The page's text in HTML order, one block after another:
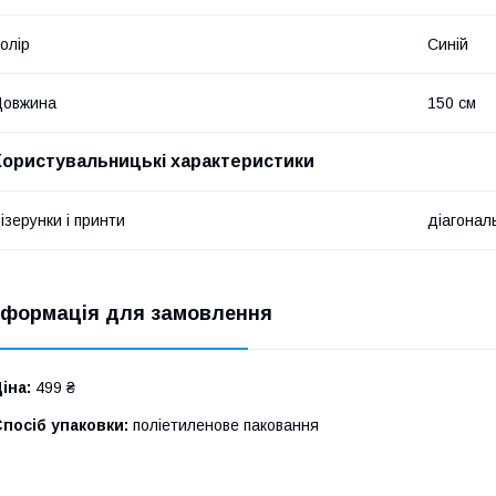
Синій
150 см
характеристики
і принти
для замовлення
499 ₴
упаковки: поліетиленове паковання